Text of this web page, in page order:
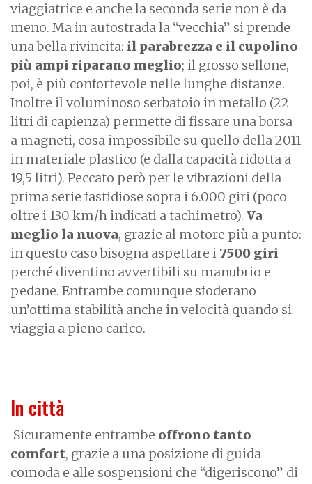
viaggiatrice e anche la seconda serie non è da
meno. Ma in autostrada la “vecchia” si prende
una bella rivincita: il parabrezza e il cupolino
più ampi riparano meglio; il grosso sellone,
poi, è più confortevole nelle lunghe distanze.
Inoltre il voluminoso serbatoio in metallo (22
litri di capienza) permette di fissare una borsa
a magneti, cosa impossibile su quello della 2011
in materiale plastico (e dalla capacità ridotta a
19,5 litri). Peccato però per le vibrazioni della
prima serie fastidiose sopra i 6.000 giri (poco
oltre i 130 km/h indicati a tachimetro). Va
meglio la nuova, grazie al motore più a punto:
in questo caso bisogna aspettare i 7500 giri
perché diventino avvertibili su manubrio e
pedane. Entrambe comunque sfoderano
un’ottima stabilità anche in velocità quando si
viaggia a pieno carico.
In città
Sicuramente entrambe offrono tanto
comfort, grazie a una posizione di guida
comoda e alle sospensioni che “digeriscono” di